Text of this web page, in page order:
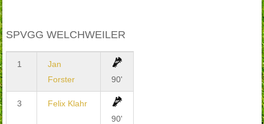
SPVGG WELCHWEILER
1
Jan
Forster
90'
3
Felix Klahr
90'